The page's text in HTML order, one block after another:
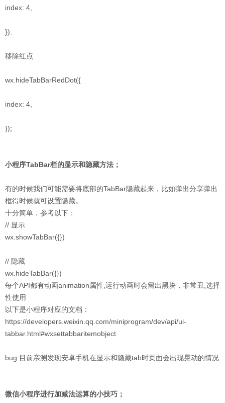
index: 4,
});
移除红点
wx.hideTabBarRedDot({
index: 4,
});
小程序TabBar栏的显示和隐藏方法；
有的时候我们可能需要将底部的TabBar隐藏起来，比如弹出分享弹出
框得时候就可设置隐藏。
十分简单，参考以下：
// 显示
wx.showTabBar({})
// 隐藏
wx.hideTabBar({})
每个API都有动画animation属性,运行动画时会留出黑块，非常丑,选择
性使用
以下是小程序对应的文档：
https://developers.weixin.qq.com/miniprogram/dev/api/ui-
tabbar.html#wxsettabbaritemobject
bug:目前亲测发现安卓手机在显示和隐藏tab时页面会出现晃动的情况
微信小程序进行加减法运算的小技巧；